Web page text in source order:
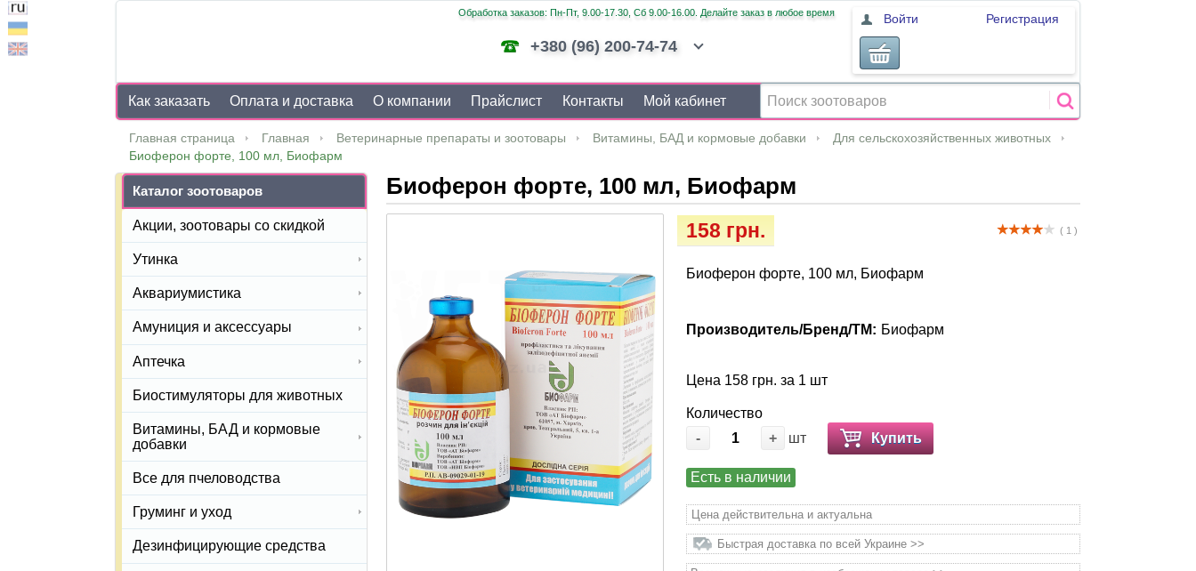
Обработка заказов: Пн-Пт, 9.00-17.30, Сб 9.00-16.00. Делайте заказ в любое время
+380 (96) 200-74-74
Войти Регистрация
Как заказать Оплата и доставка О компании Прайслист Контакты Мой кабинет
Главная страница Главная Ветеринарные препараты и зоотовары Витамины, БАД и кормовые добавки
Для сельскохозяйственных животных
Биоферон форте, 100 мл, Биофарм
Биоферон форте, 100 мл, Биофарм
( 1 )
158 грн.
Биоферон форте, 100 мл, Биофарм
Производитель/Бренд/ТМ: Биофарм
Цена 158 грн. за 1 шт
Количество
-
+ шт Купить
Есть в наличии
Цена действительна и актуальна
Быстрая доставка по всей Украине >>
Каталог зоотоваров
Акции, зоотовары со скидкой
Утинка
Аквариумистика
Амуниция и аксессуары
Аптечка
Биостимуляторы для животных
Витамины, БАД и кормовые
добавки
Все для пчеловодства
Груминг и уход
Дезинфицирующие средства